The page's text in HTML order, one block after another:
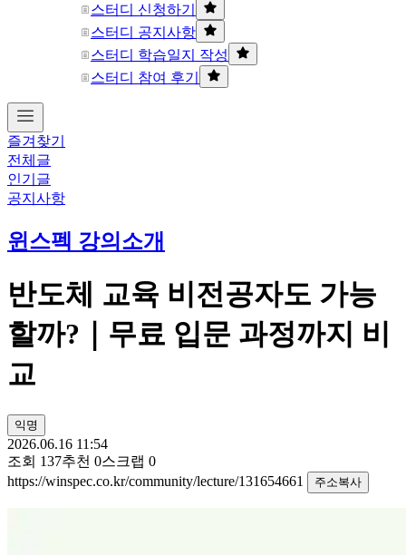
스터디 신청하기
스터디 공지사항
스터디 학습일지 작성
스터디 참여 후기
즐겨찾기
전체글
인기글
공지사항
윈스펙 강의소개
반도체 교육 비전공자도 가능
할까?｜무료 입문 과정까지 비
교
익명
2026.06.16 11:54
조회 137추천 0스크랩 0
https://winspec.co.kr/community/lecture/131654661
주소복사